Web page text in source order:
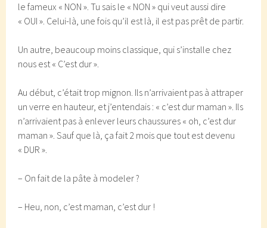
le fameux « NON ». Tu sais le « NON » qui veut aussi dire
« OUI ». Celui-là, une fois qu’il est là, il est pas prêt de partir.
Un autre, beaucoup moins classique, qui s’installe chez
nous est « C’est dur ».
Au début, c’était trop mignon. Ils n’arrivaient pas à attraper
un verre en hauteur, et j’entendais : « c’est dur maman ». Ils
n’arrivaient pas à enlever leurs chaussures « oh, c’est dur
maman ». Sauf que là, ça fait 2 mois que tout est devenu
« DUR ».
– On fait de la pâte à modeler ?
– Heu, non, c’est maman, c’est dur !